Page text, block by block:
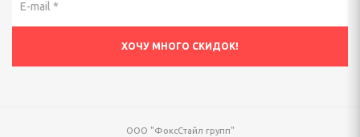
ООО "ФоксСтайл групп"